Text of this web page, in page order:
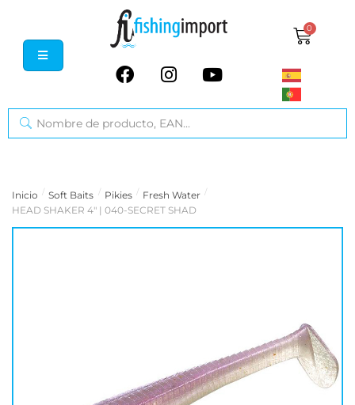
0
Inicio / Soft Baits / Pikies / Fresh Water /
HEAD SHAKER 4" | 040-SECRET SHAD